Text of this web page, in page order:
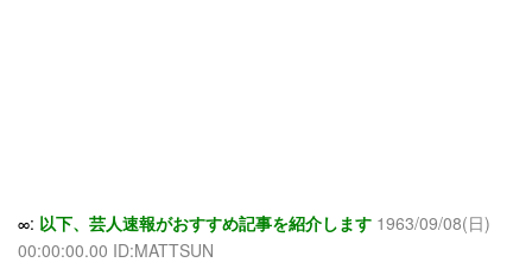
∞: 以下、芸人速報がおすすめ記事を紹介します 1963/09/08(日)
00:00:00.00 ID:MATTSUN